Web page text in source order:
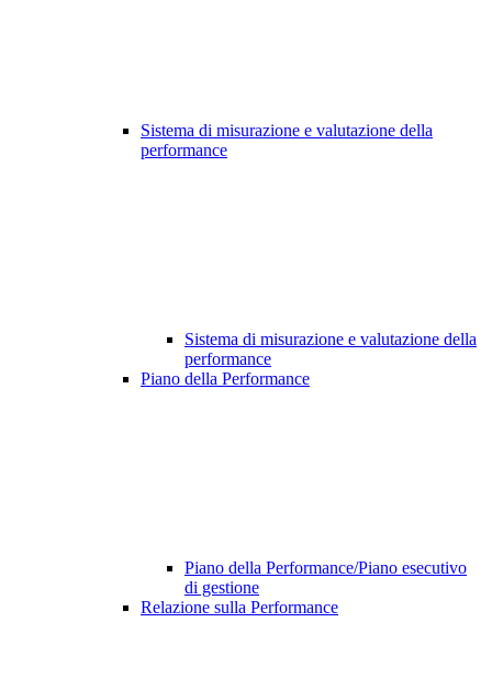
Sistema di misurazione e valutazione della
performance
Sistema di misurazione e valutazione della
performance
Piano della Performance
Piano della Performance/Piano esecutivo
di gestione
Relazione sulla Performance